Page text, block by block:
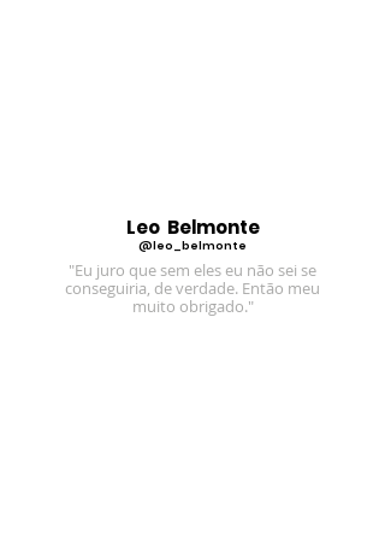
Leo Belmonte
@leo_belmonte
"Eu juro que sem eles eu não sei se
conseguiria, de verdade. Então meu
muito obrigado."